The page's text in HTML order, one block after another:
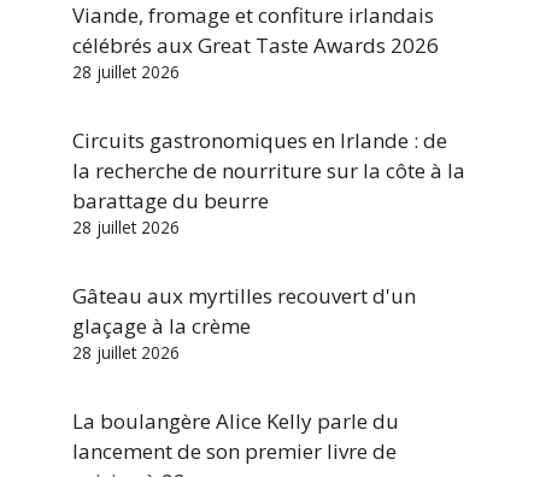
Viande, fromage et confiture irlandais
célébrés aux Great Taste Awards 2026
28 juillet 2026
Circuits gastronomiques en Irlande : de
la recherche de nourriture sur la côte à la
barattage du beurre
28 juillet 2026
Gâteau aux myrtilles recouvert d'un
glaçage à la crème
28 juillet 2026
La boulangère Alice Kelly parle du
lancement de son premier livre de